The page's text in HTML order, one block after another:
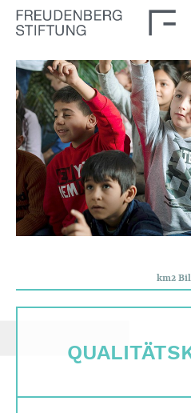
km2
Aktuelles
Journal
Impulse
Unsere
Stiftung
Wer wir sind
Gremien